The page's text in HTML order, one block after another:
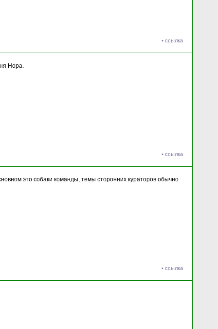
• ссылка
Нора.
• ссылка
это собаки команды, темы сторонних кураторов обычно
• ссылка